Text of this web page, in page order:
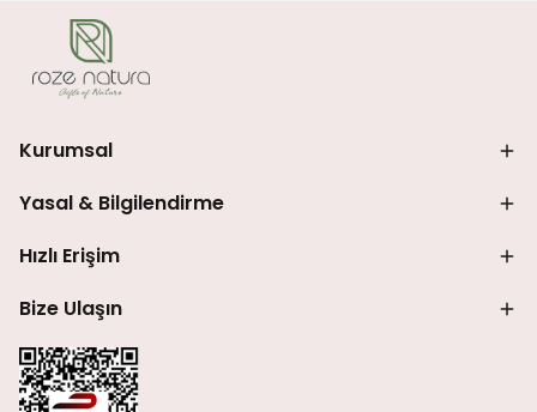
Kurumsal
Yasal & Bilgilendirme
Hızlı Erişim
Bize Ulaşın